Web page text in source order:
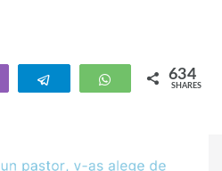
Telegram WhatsApp
634
SHARES